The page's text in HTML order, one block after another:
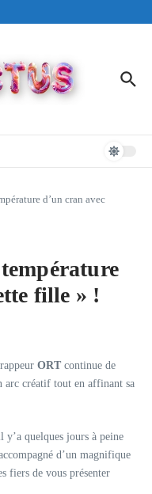
d’un cran avec
fille » !
ORT continue de
arc créatif tout en affinant sa
quelques jours à peine
d’un magnifique
fiers de vous présenter